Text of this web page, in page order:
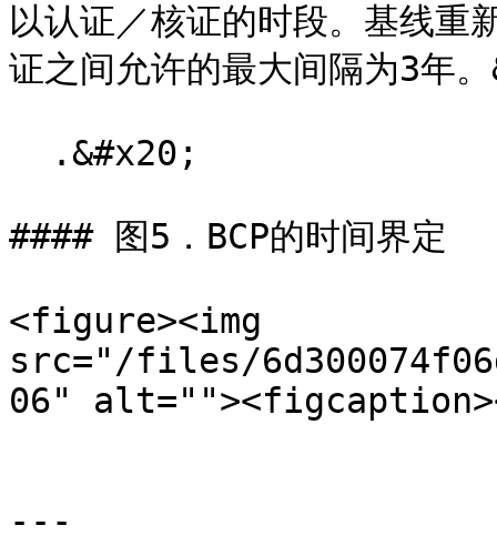
以认证／核证的时段。基线重
证之间允许的最大间隔为3年
#### 图5．BCP的时间界定
<figure><img
src="/files/
06"
---